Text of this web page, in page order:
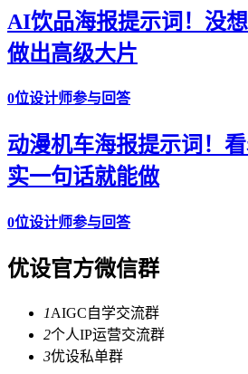
AI饮品海报提示词！没
做出高级大片
0位设计师参与回答
动漫机车海报提示词！
实一句话就能做
0位设计师参与回答
优设官方微信群
1AIGC自学交流群
2个人IP运营交流群
3优设私单群